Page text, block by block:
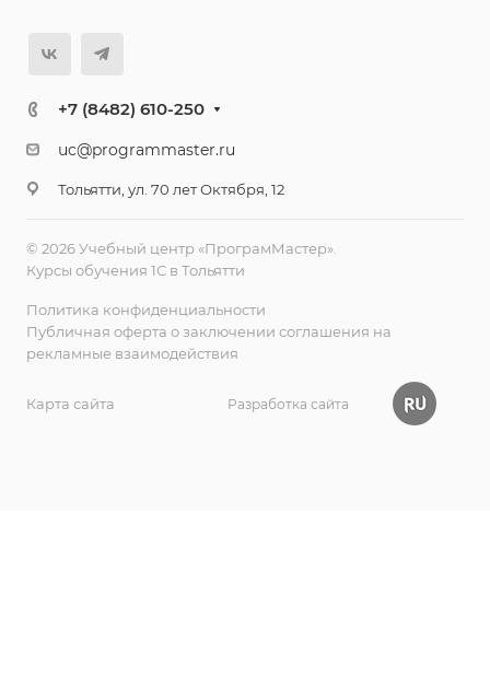
+7 (8482) 610-250
uc@programmaster.ru
Тольятти, ул. 70 лет Октября, 12
© 2026 Учебный центр «ПрограмМастер».
Курсы обучения 1С в Тольятти
Политика конфиденциальности
Публичная оферта о заключении соглашения на
рекламные взаимодействия
Карта сайта Разработка сайта